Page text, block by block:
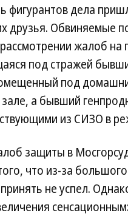
дела
друзья. Обвиняемые
жалоб
под стражей
под
а бывший
из СИЗО в
защиты в
что из-за большого
не успел.